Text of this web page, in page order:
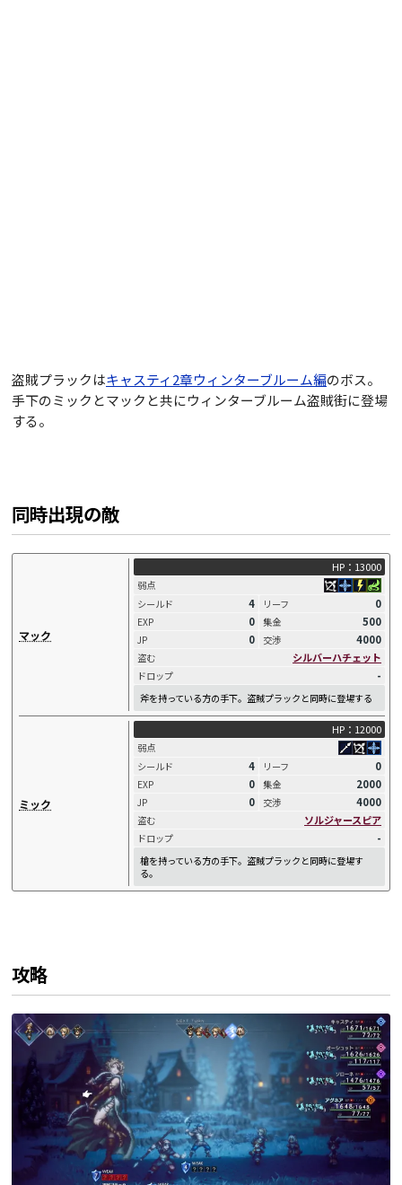
盗賊プラックはキャスティ2章ウィンターブルーム編のボス。
手下のミックとマックと共にウィンターブルーム盗賊街に登場
する。
同時出現の敵
マック
HP：13000
弱点
シールド
4 リーフ 0
EXP 0 集金 500
JP 0 交渉 4000
盗む シルバーハチェット
ドロップ -
斧を持っている方の手下。盗賊プラックと同時に登場する
ミック
HP：12000
弱点
シールド
4 リーフ 0
EXP 0 集金 2000
JP 0 交渉 4000
盗む ソルジャースピア
ドロップ -
槍を持っている方の手下。盗賊プラックと同時に登場す
る。
攻略